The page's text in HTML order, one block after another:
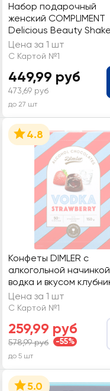
Набор подарочный
женский COMPLIMENT
Delicious Beauty
Апельсиновый фреш
для душа,
Цена за 1 шт
С Картой №1
449,99 руб
473,69 руб
до 27 шт
4.8
Конфеты DIMLER с
алкогольной начинкой
водка и вкусом
Цена за 1 шт
С Картой №1
259,99 руб
578,99 руб -55%
до 5 шт
5.0